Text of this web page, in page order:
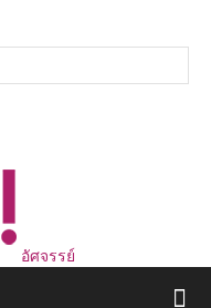
อัศจรรย์